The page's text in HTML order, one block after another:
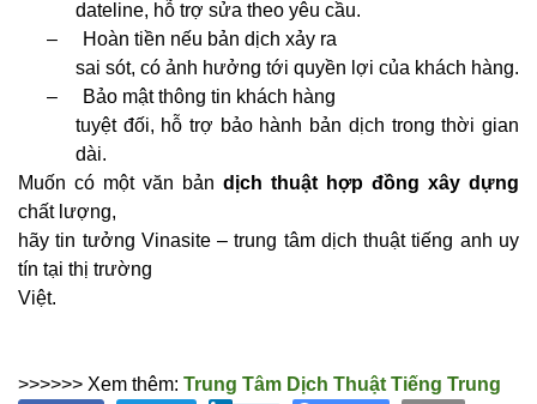
dateline, hỗ trợ sửa theo yêu cầu.
–
Hoàn tiền nếu bản dịch xảy ra
sai sót, có ảnh hưởng tới quyền lợi của khách hàng.
–
Bảo mật thông tin khách hàng
tuyệt đối, hỗ trợ bảo hành bản dịch trong thời gian
dài.
Muốn có một văn bản dịch thuật hợp đồng xây dựng
chất lượng,
hãy tin tưởng Vinasite – trung tâm dịch thuật tiếng anh uy
tín tại thị trường
Việt.
>>>>>> Xem thêm: Trung Tâm Dịch Thuật Tiếng Trung